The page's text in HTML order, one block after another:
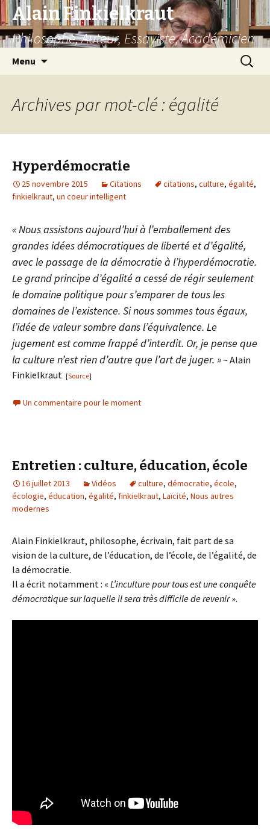
Alain Finkielkraut
Philosophe, Auteur, Essayiste, Académicien
Menu
Archives par mot-clé : égalité
Hyperdémocratie
25 novembre 2015 Citations citations, culture, égalité,
finkielkraut, un coeur intelligent
« Nous assistons aujourd’hui à l’emballement des
grandes idées démocratiques de liberté et d’égalité,
avec le passage de la démocratie à l’hyperdémocratie.
Le grand principe d’égalité a cessé de régir seulement
le domaine politique pour s’emparer de tous les
domaines de l’existence. Si nous sommes tous égaux,
l’idée de valeur sombre dans l’équivalence. Le
jugement est comme frappé d’interdit. Or, je pense que
la culture n’est rien d’autre que l’art de juger. »~ Alain
Finkielkraut [Source]
Un commentaire pour le moment
Entretien : culture, éducation, école
16 juillet 2013 Vidéos culture, démocratie, école,
écologie, éducation, égalité, finkielkraut, Laïcité, Nous autres
modernes
Alain Finkielkraut, philosophe, écrivain, fait part de sa
vision de la culture, de l’éducation, de l’école, de l’égalité, de
la démocratie.
Il a écrit notamment : « L’inculture pour tous est une conquête
démocratique sur laquelle il sera très difficile de revenir».